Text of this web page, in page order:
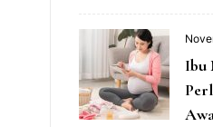
Ibu